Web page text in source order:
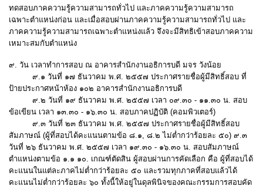
ทดสอบภาคความรู้ความสามารถทั่วไป และภาคความรู้ความสามารถ
เฉพาะตำแหน่งก่อน และเมื่อสอบผ่านภาคความรู้ความสามารถทั่วไป และ
ภาคความรู้ความสามารถเฉพาะตำแหน่งแล้ว จึงจะมีสิทธิเข้าสอบภาคความ
เหมาะสมกับตำแหน่ง
๙. วัน เวลาทำการสอบ ณ อาคารสำนักงานอธิการบดี มจร วังน้อย
๙.๑ วันที่ ๑๗ ธันวาคม พ.ศ. ๒๕๕๗ ประกาศรายชื่อผู้มีสิทธิ์สอบ ที่
ป้ายประกาศหน้าห้อง ๑๐๒ อาคารสำนักงานอธิการบดี
๙.๒ วันที่ ๑๙ ธันวาคม พ.ศ. ๒๕๕๗ เวลา ๐๙.๓๐ - ๑๑.๓๐ น. สอบ
ข้อเขียน เวลา ๑๓.๓๐ - ๑๖.๓๐ น. สอบภาคปฏิบัติ (คอมพิวเตอร์)
๙.๓ วันที่ ๒๓ ธันวาคม พ.ศ. ๒๕๕๗ ประกาศรายชื่อผู้มีสิทธิ์สอบ
สัมภาษณ์ (ผู้ที่สอบได้คะแนนตามข้อ ๘.๑, ๘.๒ ไม่ต่ำกว่าร้อยละ ๕๐) ๙.๓
วันที่ ๒๖ ธันวาคม พ.ศ. ๒๕๕๗ เวลา ๑๙.๓๐ - ๑๖.๓๐ น. สอบสัมภาษณ์
ตำแหน่งตามข้อ ๑.๑ ๑๐. เกณฑ์ตัดสิน ผู้สอบผ่านการคัดเลือก คือ ผู้ที่สอบได้
คะแนนในแต่ละภาคไม่ต่ำกว่าร้อยละ ๕๐ และรวมทุกภาคที่สอบแล้วได้
คะแนนไม่ต่ำกว่าร้อยละ ๖๐ ทั้งนี้ให้อยู่ในดุลพินิจของคณะกรรมการสอบคัด